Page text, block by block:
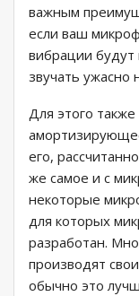
важным
если ваш
вибрации будут
звучать ужасно
Для этого
его,
же самое и с
некоторые
для которых
разработан.
производят
обычно это